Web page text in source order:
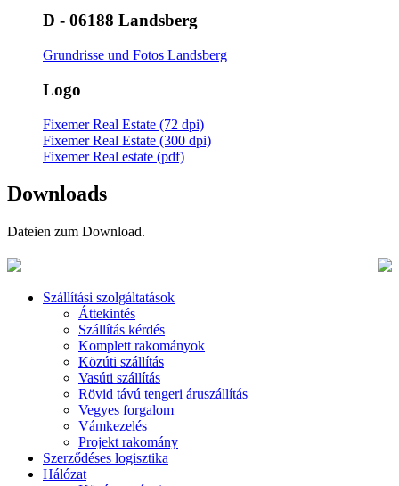
D - 06188 Landsberg
Grundrisse und Fotos Landsberg
Logo
Fixemer Real Estate (72 dpi)
Fixemer Real Estate (300 dpi)
Fixemer Real estate (pdf)
Downloads
Dateien zum Download.
Szállítási szolgáltatások
Áttekintés
Szállítás kérdés
Komplett rakományok
Közúti szállítás
Vasúti szállítás
Rövid távú tengeri áruszállítás
Vegyes forgalom
Vámkezelés
Projekt rakomány
Szerződéses logisztika
Hálózat